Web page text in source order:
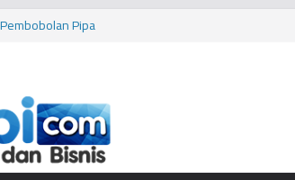
Pipa
Produksi Air
Jabung